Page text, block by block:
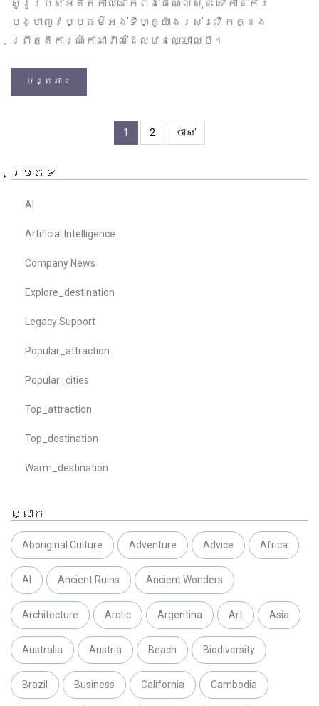
សូរ៉ូរបស់អតីតកាលនៅកំពង់ផែណែលសុន ទៅកាន់ការ
បង្ហាញវប្បធម៌អង់ទីហ្គូយ៉ាងរស់រវើកក្នុង
ព្រឹត្តិការណ៍កាណាវ៉ាល់ដែលមានឈ្មោះល្បី។
បន្តអាន
1 2 ចាស់
ប្រភេទ
AI
Artificial Intelligence
Company News
Explore_destination
Legacy Support
Popular_attraction
Popular_cities
Top_attraction
Top_destination
Warm_destination
ស្លាក
Aboriginal Culture Adventure Advice Africa
AI Ancient Ruins Ancient Wonders
Architecture Arctic Argentina Art Asia
Australia Austria Beach Biodiversity
Brazil Business California Cambodia